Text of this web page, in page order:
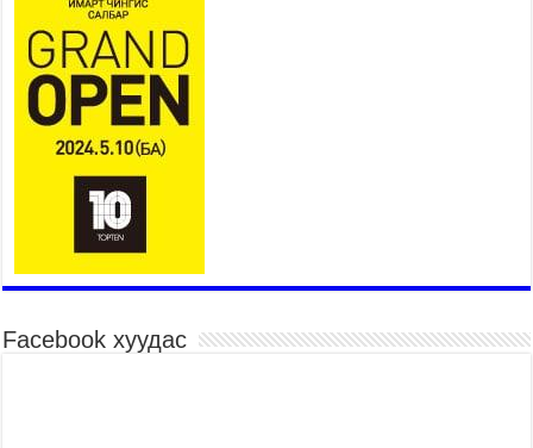
мэргэнээ сорьж байна
2026 оны 7 сар 15 / 11 цаг 03 минут
Төв цэнгэлдэхийн эргэн тойронд
2026 оны 7 сар 15 / 10 цаг 58 минут
Үндэсний их баяр наадмын шагайн харваа
насанд хүрэгчдийн багийн харваагаар
үргэлжилж байна
2026 оны 7 сар 15 / 10 цаг 52 минут
Үндэсний их баяр наадмын хүчит бөхийн
барилдаан эхэллээ
2026 оны 7 сар 15 / 10 цаг 46 минут
Үндэсний хувцасны өдрийг тохиолдуулан
“Дээлтэй монгол наадам” боллоо
Facebook хуудас